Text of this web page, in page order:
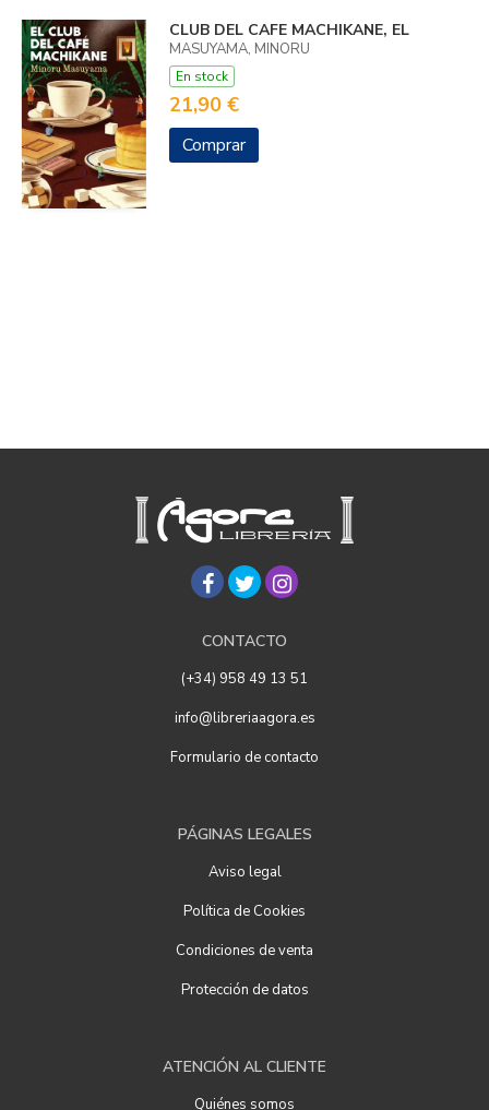
CLUB DEL CAFE MACHIKANE, EL
MASUYAMA, MINORU
En stock
21,90 €
Comprar
CONTACTO
(+34) 958 49 13 51
info@libreriaagora.es
Formulario de contacto
PÁGINAS LEGALES
Aviso legal
Política de Cookies
Condiciones de venta
Protección de datos
ATENCIÓN AL CLIENTE
Quiénes somos